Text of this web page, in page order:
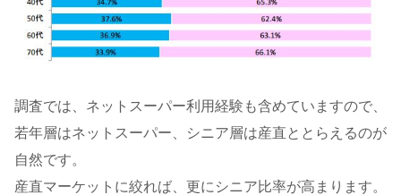
調査では、ネットスーパー利用経験も含めていますので、
若年層はネットスーパー、シニア層は産直ととらえるのが
自然です。
産直マーケットに絞れば、更にシニア比率が高まります。